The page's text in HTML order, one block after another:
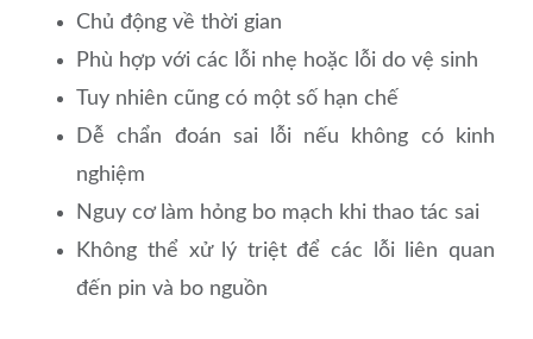
Chủ động về thời gian
Phù hợp với các lỗi nhẹ hoặc lỗi do vệ sinh
Tuy nhiên cũng có một số hạn chế
Dễ chẩn đoán sai lỗi nếu không có kinh
nghiệm
Nguy cơ làm hỏng bo mạch khi thao tác sai
Không thể xử lý triệt để các lỗi liên quan
đến pin và bo nguồn